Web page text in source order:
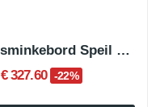
VIMO sminkebord Speil med brett
€ 327.60 -22%